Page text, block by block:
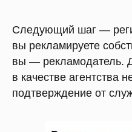
Следующий шаг —
вы рекламируете
вы — рекламодатель.
в качестве агентства
подтверждение от